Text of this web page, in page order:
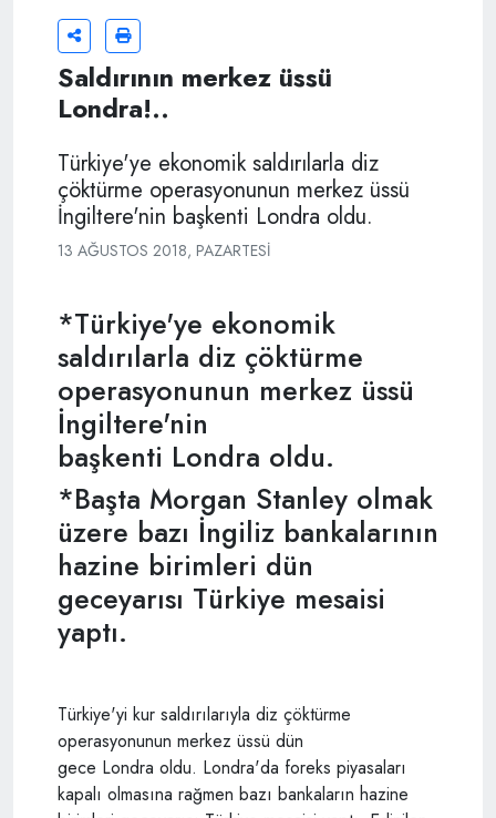
Saldırının merkez üssü
Londra!..
Türkiye'ye ekonomik saldırılarla diz
çöktürme operasyonunun merkez üssü
İngiltere'nin başkenti Londra oldu.
13 AĞUSTOS 2018, PAZARTESI
*Türkiye'ye ekonomik
saldırılarla diz çöktürme
operasyonunun merkez üssü
İngiltere'nin
başkenti Londra oldu.
*Başta Morgan Stanley olmak
üzere bazı İngiliz bankalarının
hazine birimleri dün
geceyarısı Türkiye mesaisi
yaptı.
Türkiye'yi kur saldırılarıyla diz çöktürme
operasyonunun merkez üssü dün
gece Londra oldu. Londra'da foreks piyasaları
kapalı olmasına rağmen bazı bankaların hazine